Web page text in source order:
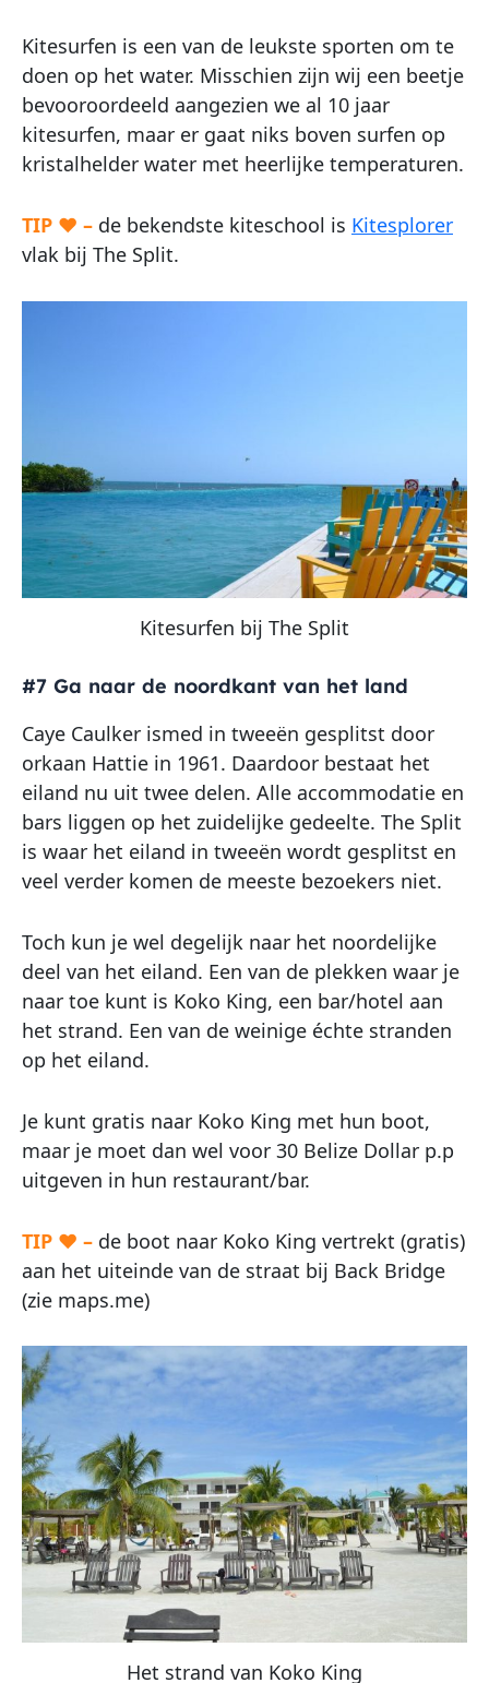
Kitesurfen is een van de leukste sporten om te
doen op het water. Misschien zijn wij een beetje
bevooroordeeld aangezien we al 10 jaar
kitesurfen, maar er gaat niks boven surfen op
kristalhelder water met heerlijke temperaturen.
TIP ♥ – de bekendste kiteschool is Kitesplorer
vlak bij The Split.
Kitesurfen bij The Split
#7 Ga naar de noordkant van het land
Caye Caulker ismed in tweeën gesplitst door
orkaan Hattie in 1961. Daardoor bestaat het
eiland nu uit twee delen. Alle accommodatie en
bars liggen op het zuidelijke gedeelte. The Split
is waar het eiland in tweeën wordt gesplitst en
veel verder komen de meeste bezoekers niet.
Toch kun je wel degelijk naar het noordelijke
deel van het eiland. Een van de plekken waar je
naar toe kunt is Koko King, een bar/hotel aan
het strand. Een van de weinige échte stranden
op het eiland.
Je kunt gratis naar Koko King met hun boot,
maar je moet dan wel voor 30 Belize Dollar p.p
uitgeven in hun restaurant/bar.
TIP ♥ – de boot naar Koko King vertrekt (gratis)
aan het uiteinde van de straat bij Back Bridge
(zie maps.me)
Het strand van Koko King